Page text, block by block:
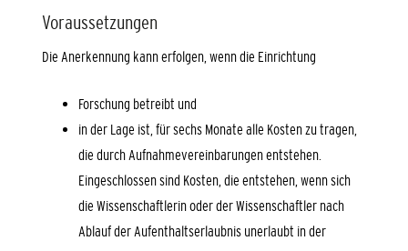
Voraussetzungen
Die Anerkennung kann erfolgen, wenn die Einrichtung
Forschung betreibt und
in der Lage ist, für sechs Monate alle Kosten zu tragen,
die durch Aufnahmevereinbarungen entstehen.
Eingeschlossen sind Kosten, die entstehen, wenn sich
die Wissenschaftlerin oder der Wissenschaftler nach
Ablauf der Aufenthaltserlaubnis unerlaubt in der